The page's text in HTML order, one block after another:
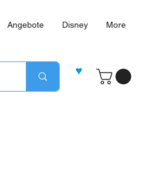
Angebote Disney More
♥